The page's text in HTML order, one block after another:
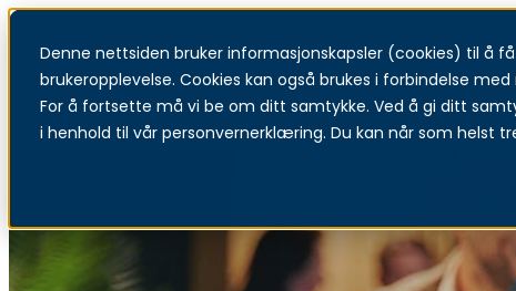
Denne nettsiden bruker informasjonskapsler (cookies) til å
brukeropplevelse. Cookies kan også brukes i forbindelse
For å fortsette må vi be om ditt samtykke. Ved å gi ditt
i henhold til vår personvernerklæring. Du kan når som helst